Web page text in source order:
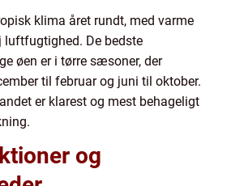
klima året rundt, med varme
luftfugtighed. De bedste
øen er i tørre sæsoner, der
til februar og juni til oktober.
er klarest og mest behageligt
og